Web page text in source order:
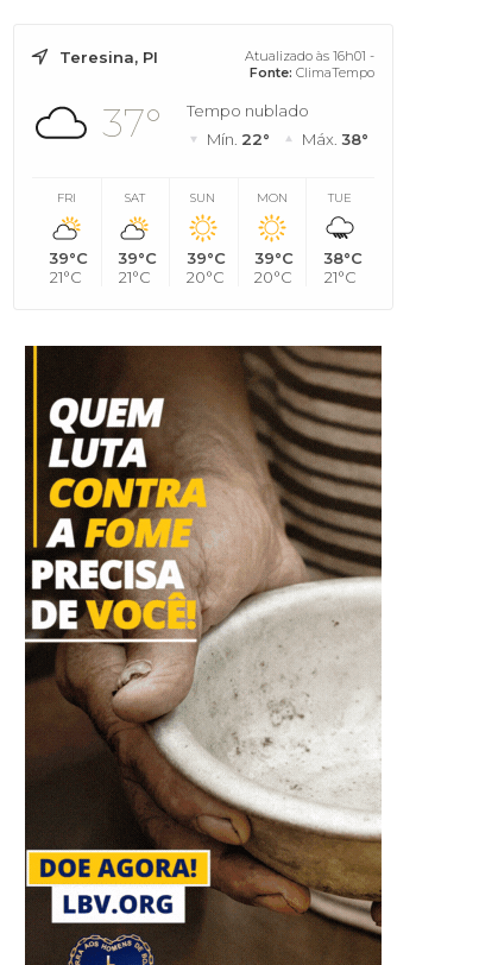
Teresina, PI
Atualizado às 16h01 -
Fonte: ClimaTempo
37°
Tempo nublado
Mín. 22° Máx. 38°
FRI
39°C
21°C
SAT
39°C
21°C
SUN
39°C
20°C
MON
39°C
20°C
TUE
38°C
21°C